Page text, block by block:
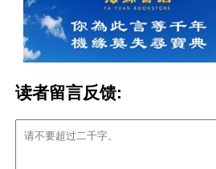
读者留言反馈: